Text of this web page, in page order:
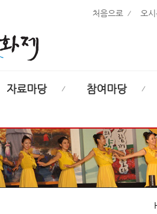
오
처음으로
자료마당 참여마당